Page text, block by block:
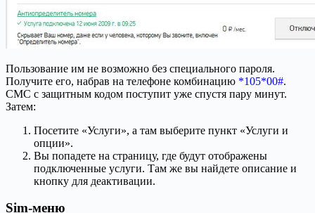
Пользование им не возможно без специального пароля.
Получите его, набрав на телефоне комбинацию *105*00#.
СМС с защитным кодом поступит уже спустя пару минут.
Затем:
Посетите «Услуги», а там выберите пункт «Услуги и
опции».
Вы попадете на страницу, где будут отображены
подключенные услуги. Там же вы найдете описание и
кнопку для деактивации.
Sim-меню